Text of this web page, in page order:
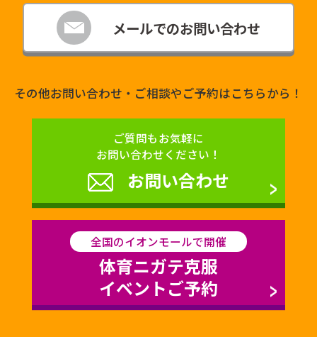
メールでのお問い合わせ
その他お問い合わせ・ご相談やご予約はこちらから！
ご質問もお気軽に
お問い合わせください！
お問い合わせ
全国のイオンモールで開催
体育ニガテ克服
イベントご予約